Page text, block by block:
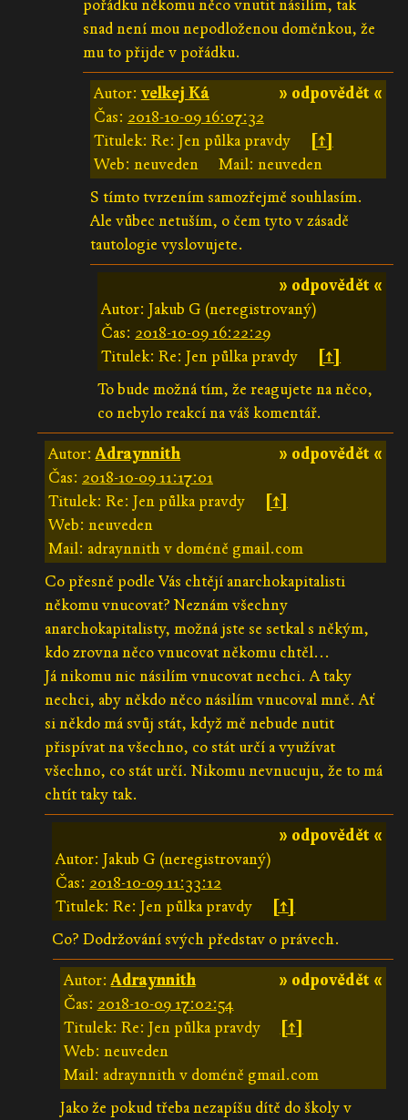
pořádku někomu něco vnutit násilím, tak
snad není mou nepodloženou doměnkou, že
mu to přijde v pořádku.
» odpovědět «
Autor: velkej Ká
Čas: 2018-10-09 16:07:32
Titulek: Re: Jen půlka pravdy
[↑]
Web: neuveden
Mail: neuveden
S tímto tvrzením samozřejmě souhlasím.
Ale vůbec netuším, o čem tyto v zásadě
tautologie vyslovujete.
» odpovědět «
Autor: Jakub G (neregistrovaný)
Čas: 2018-10-09 16:22:29
Titulek: Re: Jen půlka pravdy
[↑]
To bude možná tím, že reagujete na něco,
co nebylo reakcí na váš komentář.
» odpovědět «
Autor:Adraynnith
Čas: 2018-10-09 11:17:01
Titulek: Re: Jen půlka pravdy
[↑]
Web: neuveden
Mail: adraynnith v doméně gmail.com
Co přesně podle Vás chtějí anarchokapitalisti
někomu vnucovat? Neznám všechny
anarchokapitalisty, možná jste se setkal s někým,
kdo zrovna něco vnucovat někomu chtěl...
Já nikomu nic násilím vnucovat nechci. A taky
nechci, aby někdo něco násilím vnucoval mně. Ať
si někdo má svůj stát, když mě nebude nutit
přispívat na všechno, co stát určí a využívat
všechno, co stát určí. Nikomu nevnucuju, že to má
chtít taky tak.
» odpovědět «
Autor: Jakub G (neregistrovaný)
Čas: 2018-10-09 11:33:12
Titulek: Re: Jen půlka pravdy
[↑]
Co? Dodržování svých představ o právech.
» odpovědět «
Autor:Adraynnith
Čas: 2018-10-09 17:02:54
Titulek: Re: Jen půlka pravdy
[↑]
Web: neuveden
Mail: adraynnith v doméně gmail.com
Jako že pokud třeba nezapíšu dítě do školy v